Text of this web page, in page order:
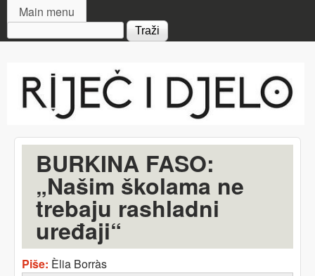
MAIN MENU
Main menu
Search form
i djelo
BURKINA FASO:
„Našim školama ne
trebaju rashladni
uređaji“
Piše: Èlia Borràs